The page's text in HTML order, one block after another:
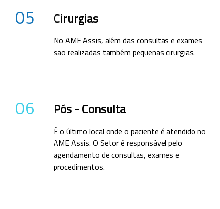
05 Cirurgias
No AME Assis, além das consultas e exames
são realizadas também pequenas cirurgias.
06 Pós - Consulta
É o último local onde o paciente é atendido no
AME Assis. O Setor é responsável pelo
agendamento de consultas, exames e
procedimentos.